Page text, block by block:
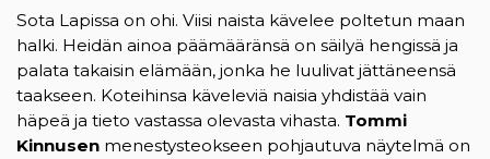
Sota Lapissa on ohi. Viisi naista kävelee poltetun maan
halki. Heidän ainoa päämääränsä on säilyä hengissä ja
palata takaisin elämään, jonka he luulivat jättäneensä
taakseen. Koteihinsa käveleviä naisia yhdistää vain
häpeä ja tieto vastassa olevasta vihasta. Tommi
Kinnusen menestysteokseen pohjautuva näytelmä on